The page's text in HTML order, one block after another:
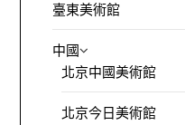
臺東美術館
中國
北京中國美術館
北京今日美術館